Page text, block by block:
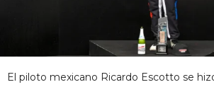
El piloto mexicano Ricardo Escotto se